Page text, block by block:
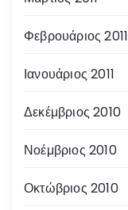
Φεβρουάριος 2011
Ιανουάριος 2011
Δεκέμβριος 2010
Νοέμβριος 2010
Οκτώβριος 2010